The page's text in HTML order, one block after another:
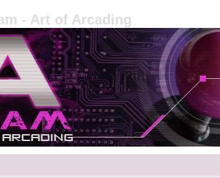
- Art of Arcading